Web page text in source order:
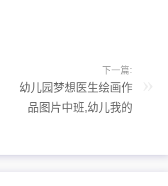
下一篇:
幼儿园梦想医生绘画作
品图片中班,幼儿我的